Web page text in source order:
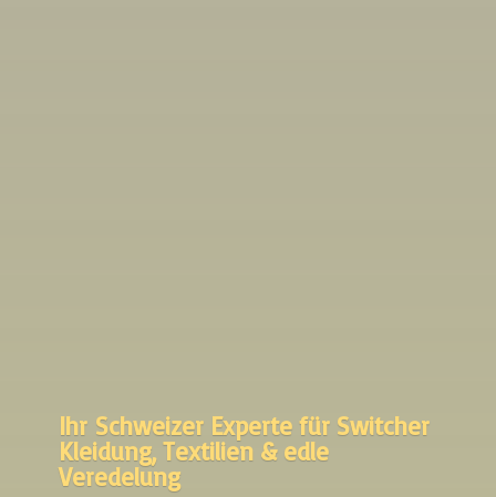
Ihr Schweizer Experte für Switcher
Kleidung, Textilien & edle
Veredelung